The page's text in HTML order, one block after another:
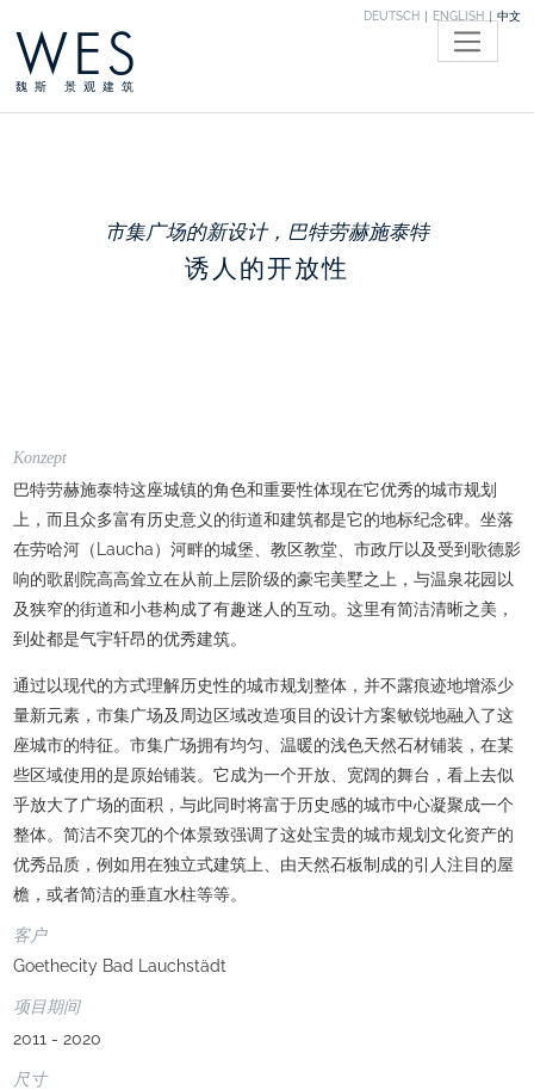
DEUTSCH ENGLISH 中文
WES
魏斯 景观建筑
市集广场的新设计，巴特劳赫施泰特
诱人的开放性
Konzept
巴特劳赫施泰特这座城镇的角色和重要性体现在它优秀的城市规划
上，而且众多富有历史意义的街道和建筑都是它的地标纪念碑。坐落
在劳哈河（Laucha）河畔的城堡、教区教堂、市政厅以及受到歌德影
响的歌剧院高高耸立在从前上层阶级的豪宅美墅之上，与温泉花园以
及狭窄的街道和小巷构成了有趣迷人的互动。这里有简洁清晰之美，
到处都是气宇轩昂的优秀建筑。
通过以现代的方式理解历史性的城市规划整体，并不露痕迹地增添少
量新元素，市集广场及周边区域改造项目的设计方案敏锐地融入了这
座城市的特征。市集广场拥有均匀、温暖的浅色天然石材铺装，在某
些区域使用的是原始铺装。它成为一个开放、宽阔的舞台，看上去似
乎放大了广场的面积，与此同时将富于历史感的城市中心凝聚成一个
整体。简洁不突兀的个体景致强调了这处宝贵的城市规划文化资产的
优秀品质，例如用在独立式建筑上、由天然石板制成的引人注目的屋
檐，或者简洁的垂直水柱等等。
客户
Goethecity Bad Lauchstädt
项目期间
2011 - 2020
尺寸